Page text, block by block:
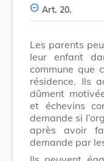
Art. 20.
Les parents
leur enfant
commune que
résidence. Ils
dûment
et échevins
demande si
après avoir
demande par